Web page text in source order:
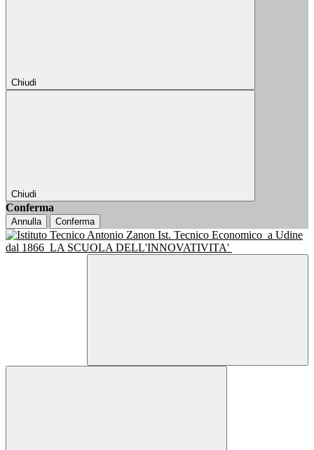
Chiudi
Chiudi
Conferma
Annulla Conferma
Ist. Tecnico Economico a Udine
dal 1866 LA SCUOLA DELL'INNOVATIVITA'